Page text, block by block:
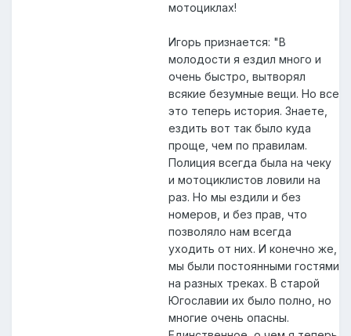
мотоциклах!
Игорь признается: "В
молодости я ездил много и
очень быстро, вытворял
всякие безумные вещи. Но все
это теперь история. Знаете,
ездить вот так было куда
проще, чем по правилам.
Полиция всегда была на чеку
и мотоциклистов ловили на
раз. Но мы ездили и без
номеров, и без прав, что
позволяло нам всегда
уходить от них. И конечно же,
мы были постоянными гостями
на разных треках. В старой
Югославии их было полно, но
многие очень опасны.